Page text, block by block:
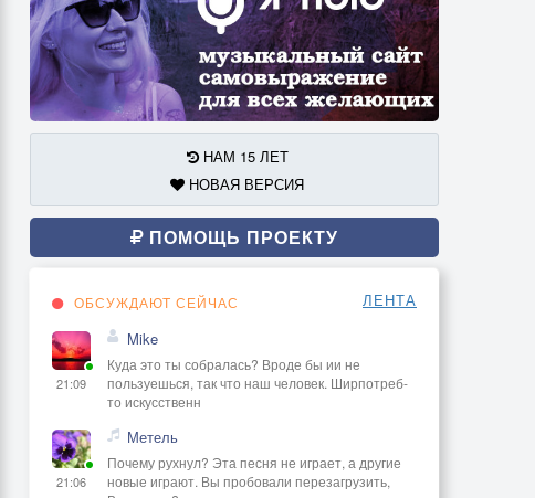
НАМ 15 ЛЕТ
НОВАЯ ВЕРСИЯ
ПОМОЩЬ ПРОЕКТУ
ОБСУЖДАЮТ СЕЙЧАС ЛЕНТА
21:09
Mike
Куда это ты собралась? Вроде бы ии не
пользуешься, так что наш человек. Ширпотреб-
то искусственн
21:06
Метель
Почему рухнул? Эта песня не играет, а другие
новые играют. Вы пробовали перезагрузить,